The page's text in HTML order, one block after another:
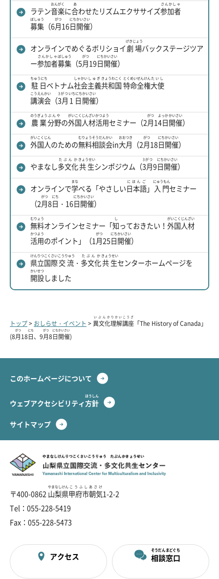
ラテン音楽
おんがく
に合
あ
わせたリズムエクササイズ参加者
さんかしゃ
募集
ぼしゅう
（6月
がつ
16日
にち
開催
かいさい
）
オンラインでめぐるボリショイ劇場
げきじょう
バックステージツア
ー参加者
さんかしゃ
募集
ぼしゅう
（5月
がつ
19日
にち
開催
かいさい
）
駐日
ちゅうにち
ベトナム社会
しゃかい
主義
しゅぎ
共和国
きょうわこく
特命
とくめい
全権
ぜんけん
大使
たいし
講演会
こうえんかい
（3月
3がつ
1日
いちにち
開催
かいさい
）
農業
のうぎょう
分野
ぶんや
の外国
がいこく
人材
じんざい
活用
かつよう
セミナー（2月
がつ
14日
よっか
開催
かいさい
）
外国人
がいこくじん
のための無料
むりょう
相談会
そうだんかい
in大月
おおつき
（2月
がつ
18日
にち
開催
かいさい
）
やまなし多文化
たぶんか
共生
きょうせい
シンポジウム（3月
3がつ
9日
にち
開催
かいさい
）
オンラインで学
まな
べる「やさしい日本語
にほんご
」 入門
にゅうもん
セミナー
（2月
がつ
8日
にち
・16日
にち
開催
かいさい
）
無料
むりょう
オンラインセミナー「知
し
っておきたい！ 外国
がいこく
人材
じんざい
活用
かつよう
のポイント」（1月
がつ
25日
にち
開催
かいさい
）
県立
けんりつ
国際
こくさい
交流
こうりゅう
・ 多文化
たぶんか
共生
きょうせい
センターホームページを
開設
かいせつ
しました
トップ> おしらせ・イベント >異文化
いぶんか
理解
りかい
講座
こうざ
「The History of Canada」
(8月
がつ
18日
にち
、9月
がつ
8日
にち
開催
かいさい
)
このホームページについて
ウェブアクセシビリティ方針
ほうしん
サイトマップ
山梨
やまなし
県立
けんりつ
国際
こくさい
交流
こうりゅう
・多文化
たぶんか
共生
きょうせい
センター
〒400-0862山梨県
やまなしけん
甲府市朝気
こうふしあさけ
1-2-2
Tel：055-228-5419
Fax：055-228-5473
アクセス 相談
そうだん
窓口
まどぐち